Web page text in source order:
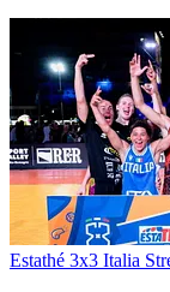
Estathé 3x3 Italia